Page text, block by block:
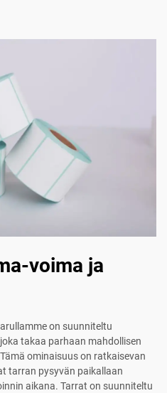
voima ja
on suunniteltu
takaa parhaan mahdollisen
ominaisuus on ratkaisevan
tarran pysyvän paikallaan
aikana. Tarrat on suunniteltu